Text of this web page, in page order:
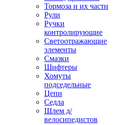
Тормоза и их части
Рули
Ручки
контролирующие
Светоотражающие
элементы
Смазки
Шифтеры
Хомуты
подседельные
Цепи
Седла
Шлем д/
велосипедистов